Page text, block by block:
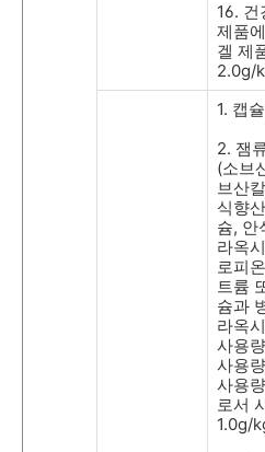
16. 건
제품
겔 제
2.0g/
1. 캡
2. 잼
(소브
브산
식향
슘, 안
라옥
로피
트륨
슘과
라옥
사용량
사용량
사용
로서
1.0g/